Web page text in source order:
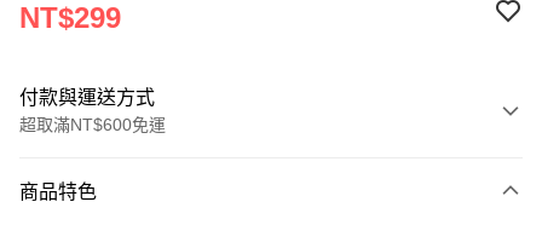
NT$299
付款與運送方式
超取滿NT$600免運
信用卡一次付款
商品特色